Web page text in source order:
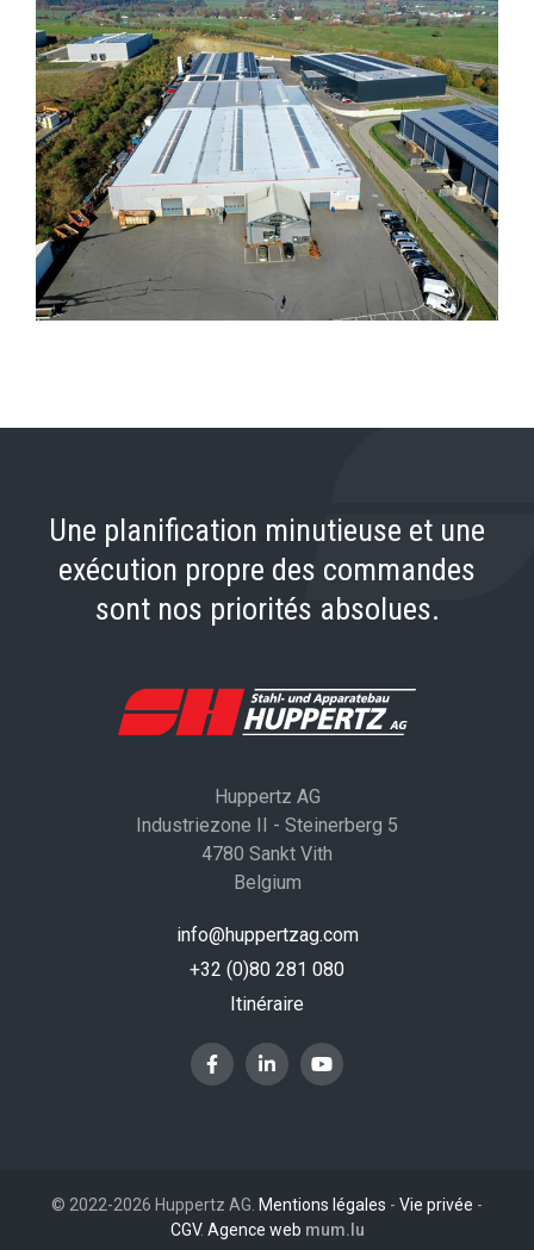
Une planification minutieuse et une
exécution propre des commandes
sont nos priorités absolues.
Huppertz AG
Industriezone II - Steinerberg 5
4780 Sankt Vith
Belgium
info@huppertzag.com
+32 (0)80 281 080
Itinéraire
© 2022-2026 Huppertz AG. Mentions légales - Vie privée -
CGV. Agence web mum.lu